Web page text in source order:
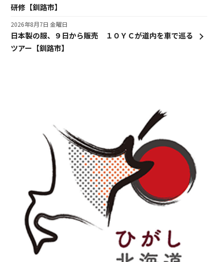
研修【釧路市】
日本製の服、９日から販売 １０ＹＣが道内を車で巡る
ツアー【釧路市】
2026年8月7日 金曜日